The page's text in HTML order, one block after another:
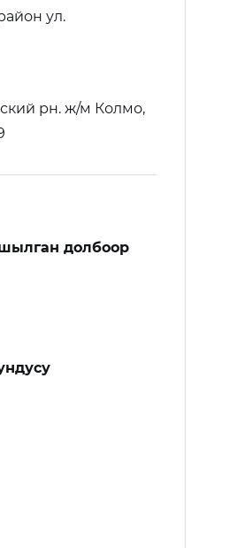
ул.
рн. ж/м Колмо,
долбоор